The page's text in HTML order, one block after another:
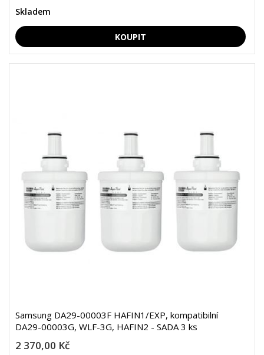
Skladem
Samsung DA29-00003F HAFIN1/EXP, kompatibilní
DA29-00003G, WLF-3G, HAFIN2 - SADA 3 ks
2 370,00 Kč